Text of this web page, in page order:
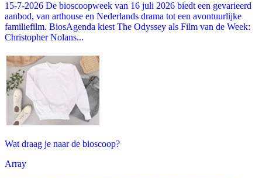
15-7-2026 De bioscoopweek van 16 juli 2026 biedt een gevarieerd
aanbod, van arthouse en Nederlands drama tot een avontuurlijke
familiefilm. BiosAgenda kiest The Odyssey als Film van de Week:
Christopher Nolans...
Wat draag je naar de bioscoop?
Array